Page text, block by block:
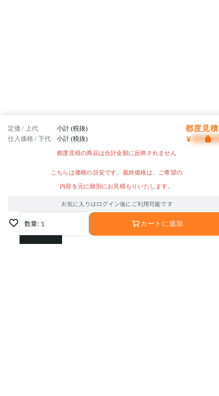
定価 / 上代 小計 (税抜) 都度見
仕入価格 / 下代 小計 (税抜) ¥
都度見積の商品は合計金額に反映されません
こちらは価格の目安です。最終価格は、ご希望の
内容を元に個別にお見積もりいたします。
お気に入りはログイン後にご利用可能です
数量: 1
1
カートに追加